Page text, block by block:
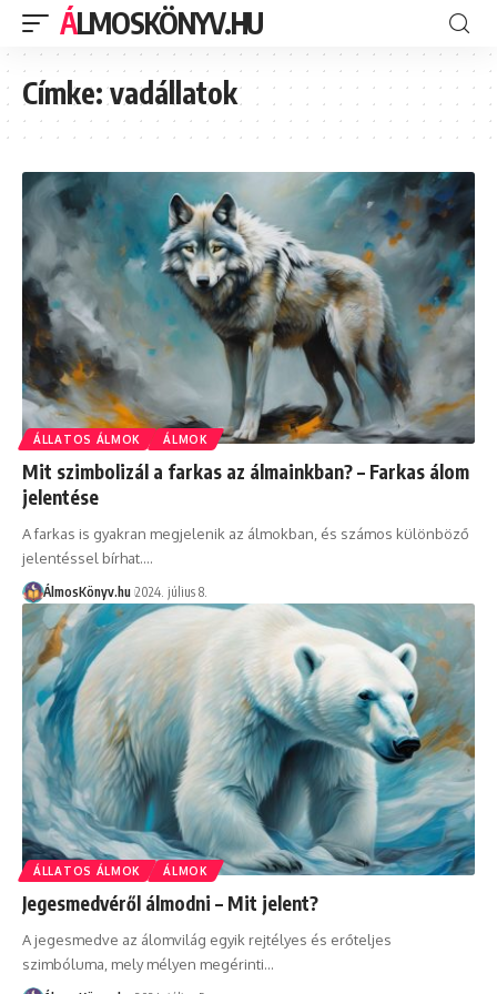
ÁLMOSKÖNYV.HU
Címke:vadállatok
ÁLLATOS ÁLMOK ÁLMOK
Mit szimbolizál a farkas az álmainkban? – Farkas álom
jelentése
A farkas is gyakran megjelenik az álmokban, és számos különböző
jelentéssel bírhat.…
ÁlmosKönyv.hu 2024. július 8.
ÁLLATOS ÁLMOK ÁLMOK
Jegesmedvéről álmodni – Mit jelent?
A jegesmedve az álomvilág egyik rejtélyes és erőteljes
szimbóluma, mely mélyen megérinti…